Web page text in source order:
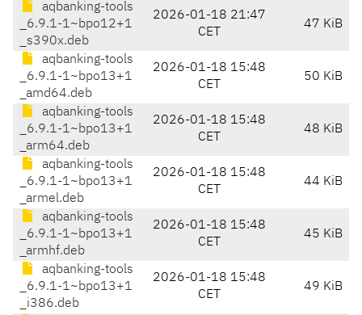
aqbanking-tools
_6.9.1-1~bpo12+1
_s390x.deb
2026-01-18 21:47
CET
47 KiB
aqbanking-tools
_6.9.1-1~bpo13+1
_amd64.deb
2026-01-18 15:48
CET
50 KiB
aqbanking-tools
_6.9.1-1~bpo13+1
_arm64.deb
2026-01-18 15:48
CET
48 KiB
aqbanking-tools
_6.9.1-1~bpo13+1
_armel.deb
2026-01-18 15:48
CET
44 KiB
aqbanking-tools
_6.9.1-1~bpo13+1
_armhf.deb
2026-01-18 15:48
CET
45 KiB
aqbanking-tools
_6.9.1-1~bpo13+1
_i386.deb
2026-01-18 15:48
CET
49 KiB